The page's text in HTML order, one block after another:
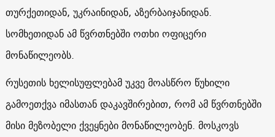
თურქეთიდან, უკრაინიდან, აზერბაიჯანიდან.
სომხეთიდან ამ წვრთნებში ოთხი ოფიცერი
მონაწილეობს.
რუსეთის ხელისუფლებამ უკვე მოასწრო წუხილი
გამოეთქვა იმასთან დაკავშირებით, რომ ამ წვრთნებში
მისი მეზობელი ქვეყნები მონაწილეობენ. მოსკოვს